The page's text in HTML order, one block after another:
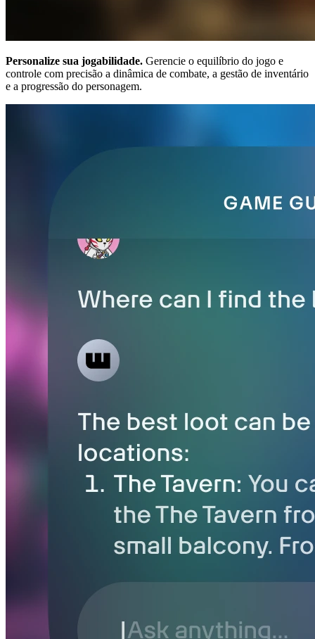
Personalize sua jogabilidade. Gerencie o equilíbrio do jogo e
controle com precisão a dinâmica de combate, a gestão de inventário
e a progressão do personagem.